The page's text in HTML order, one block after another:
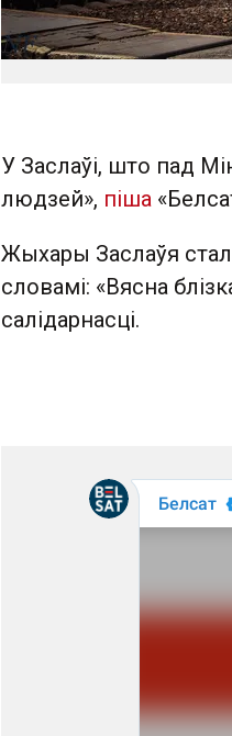
У Заслаўі, што пад
людзей», піша
Жыхары Заслаўя сталі
словамі: «Вясна
салідарнасці.